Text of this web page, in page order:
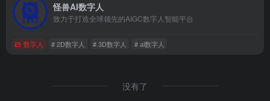
怪兽AI数字人
致力于打造全球领先的AIGC数字人智能平台
数字人 # 2D数字人 # 3D数字人 # ai数字人
没有了